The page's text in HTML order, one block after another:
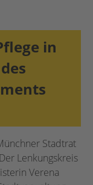
in
Stadtrat
Lenkungskreis
Verena